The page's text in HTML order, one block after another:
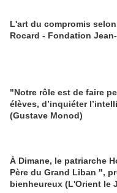
L'art du compromis
Rocard - Fondation
"Notre rôle est de faire
élèves, d’inquiéter
(Gustave Monod)
À Dimane, le patriarche
Père du Grand Liban ",
bienheureux (L'Orient le